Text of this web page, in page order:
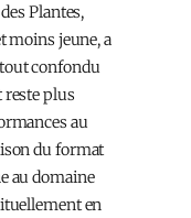
Plantes,
moins jeune, a
confondu
reste plus
au
du format
au domaine
en